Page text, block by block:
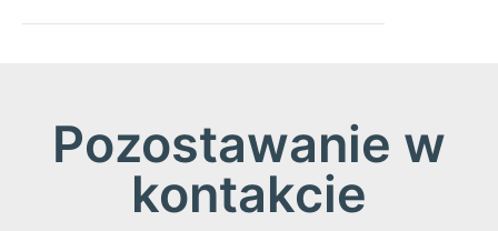
Pozostawanie w
kontakcie